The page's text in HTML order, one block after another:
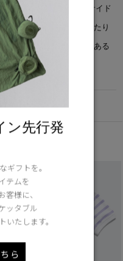
きやすさを高める裾のサイド
エットが特徴です。肌あたり
らかな着心地と表情感のある
すめ
ン先行発
ギフトを。
テムを
客様に、
ッタブル
いたします。
ら